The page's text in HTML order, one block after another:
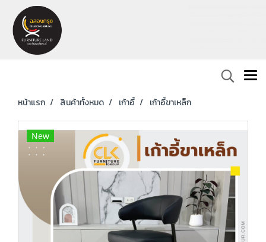
หน้าแรก สินค้าทั้งหมด เก้าอี้ เก้าอี้ขาเหล็ก
New